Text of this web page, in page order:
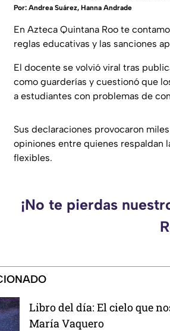
Por: Andrea Suárez, Hanna Andrade
En Azteca Quintana Roo te
reglas educativas y las sanciones
El docente se volvió viral tras
como guarderías y cuestionó que
a estudiantes con problemas de
Sus declaraciones provocaron
opiniones entre quienes respaldan
flexibles.
¡No te pierdas
Libro del día: El cielo que
María Vaquero